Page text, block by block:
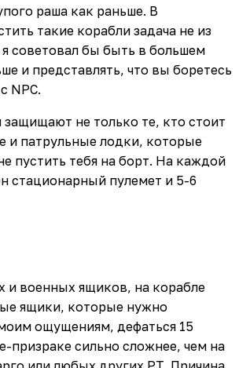
раша как раньше. В
такие корабли задача не из
советовал бы быть в большем
и представлять, что вы боретесь
NPC.
не только те, кто стоит
и патрульные лодки, которые
пустить тебя на борт. На каждой
стационарный пулемет и 5-6
военных ящиков, на корабле
ящики, которые нужно
ощущениям, дефаться 15
призраке сильно сложнее, чем на